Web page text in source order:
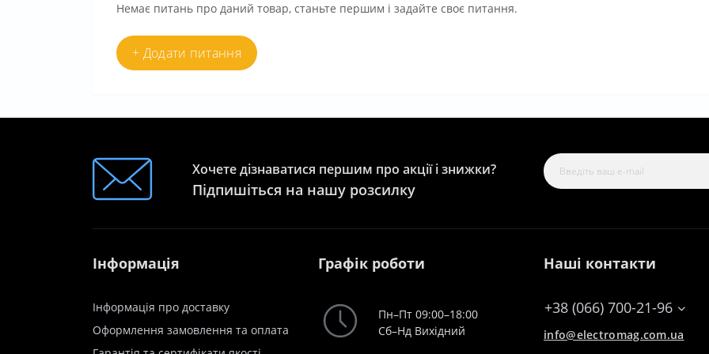
Немає питань про даний товар, станьте першим і задайте своє питання.
+ Додати питання
Хочете дізнаватися першим про акції і знижки?
Підпишіться на нашу розсилку
Інформація
Інформація про доставку
Оформлення замовлення та оплата
Графік роботи
Пн–Пт 09:00–18:00
Сб–Нд Вихідний
Наші контакти
+38 (066) 700-21-96
info@electromag.com.ua